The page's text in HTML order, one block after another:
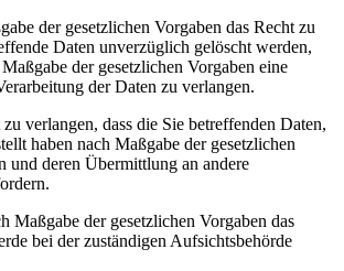
der gesetzlichen Vorgaben das Recht zu
Daten unverzüglich gelöscht werden,
der gesetzlichen Vorgaben eine
der Daten zu verlangen.
verlangen, dass die Sie betreffenden Daten,
haben nach Maßgabe der gesetzlichen
und deren Übermittlung an andere
Maßgabe der gesetzlichen Vorgaben das
bei der zuständigen Aufsichtsbehörde